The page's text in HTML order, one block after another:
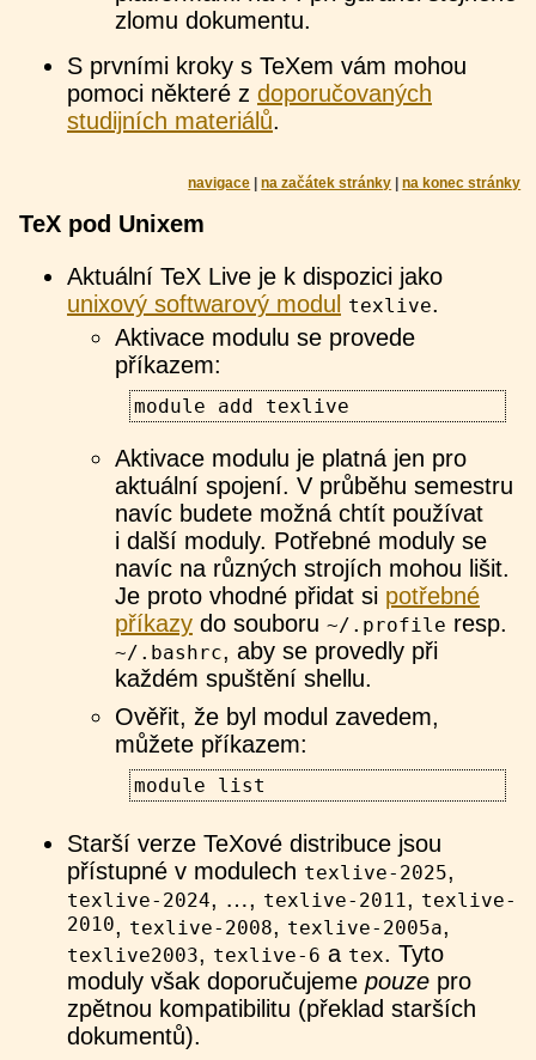
zlomu dokumentu.
S prvními kroky s TeXem vám mohou
pomoci některé z doporučovaných
studijních materiálů.
navigace |na začátek stránky |na konec stránky
TeX pod Unixem
Aktuální TeX Live je k dispozici jako
unixový softwarový modul
texlive.
Aktivace modulu se provede
příkazem:
module add texlive
Aktivace modulu je platná jen pro
aktuální spojení. V průběhu semestru
navíc budete možná chtít používat
i další moduly. Potřebné moduly se
navíc na různých strojích mohou lišit.
Je proto vhodné přidat si potřebné
příkazy do souboru ~/.profile resp.
~/.bashrc, aby se provedly při
každém spuštění shellu.
Ověřit, že byl modul zavedem,
můžete příkazem:
module list
Starší verze TeXové distribuce jsou
přístupné v modulech texlive-2025,
texlive-2024, …, texlive-2011 , texlive-
2010, texlive-2008, texlive-2005a,
texlive2003, texlive-6 a tex. Tyto
moduly však doporučujeme pouze pro
zpětnou kompatibilitu (překlad starších
dokumentů).